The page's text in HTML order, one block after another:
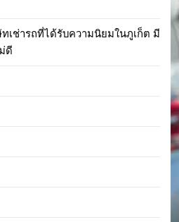
เช่ารถที่ได้รับความนิยมในภูเก็ต มี
ดี